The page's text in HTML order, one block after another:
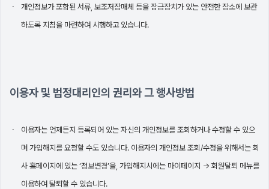
개인정보가 포함된 서류, 보조저장매체 등을 잠금장치가 있는 안전한 장소에 보관
하도록 지침을 마련하여 시행하고 있습니다.
이용자 및 법정대리인의 권리와 그 행사방법
이용자는 언제든지 등록되어 있는 자신의 개인정보를 조회하거나 수정할 수 있으
며 가입해지를 요청할 수도 있습니다. 이용자의 개인정보 조회/수정을 위해서는 회
사 홈페이지에 있는 ‘정보변경’을, 가입해지시에는 마이페이지 -> 회원탈퇴 메뉴를
이용하여 탈퇴할 수 있습니다.